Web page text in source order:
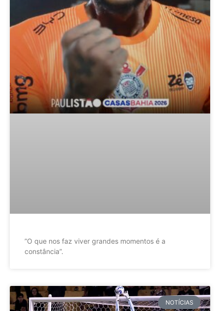
”O que nos faz viver grandes momentos é a
constância”.
NOTÍCIAS